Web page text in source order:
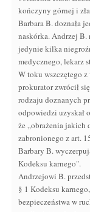
kończyny górnej i
Barbara B. doznała
naskórka. Andrzej B.
jedynie kilka
medycznego, lekarz
W toku wszczętego
prokurator zwrócił
rodzaju doznanych
odpowiedzi uzyskał
że „obrażenia jakich
zabronionego z art.
Barbary B.
Kodeksu karnego".
Andrzejowi B.
§ 1 Kodeksu
bezpieczeństwa w